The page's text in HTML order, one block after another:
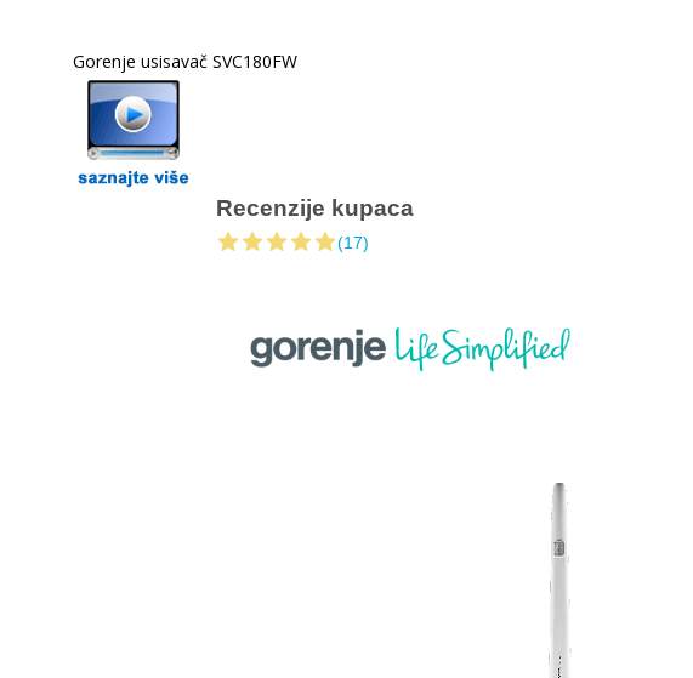
Gorenje usisavač SVC180FW
Recenzije kupaca
(17)